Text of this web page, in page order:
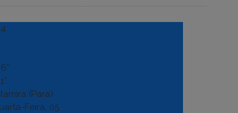
(Para)
Feira, 05